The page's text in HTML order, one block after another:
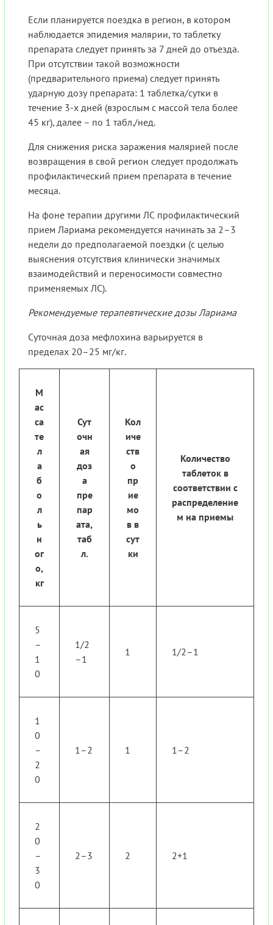
Если планируется поездка в регион, в котором
наблюдается эпидемия малярии, то таблетку
препарата следует принять за 7 дней до отъезда.
При отсутствии такой возможности
(предварительного приема) следует принять
ударную дозу препарата: 1 таблетка/сутки в
течение 3-х дней (взрослым с массой тела более
45 кг), далее – по 1 табл./нед.
Для снижения риска заражения малярией после
возвращения в свой регион следует продолжать
профилактический прием препарата в течение
месяца.
На фоне терапии другими ЛС профилактический
прием Лариама рекомендуется начинать за 2–3
недели до предполагаемой поездки (с целью
выяснения отсутствия клинически значимых
взаимодействий и переносимости совместно
применяемых ЛС).
Рекомендуемые терапевтические дозы Лариама
Суточная доза мефлохина варьируется в
пределах 20–25 мг/кг.
М
ас
са
те
л
а
б
о
л
ь
н
ог
о,
кг
Сут
очн
ая
доз
а
пре
пар
ата,
таб
л.
Кол
иче
ств
о
пр
ие
мо
в в
сут
ки
Количество
таблеток в
соответствии с
распределение
м на приемы
5
–
1
0
1/2
–1
1 1/2–1
1
0
–
2
0
1–2 1 1–2
2
0
–
3
0
2–3 2 2+1